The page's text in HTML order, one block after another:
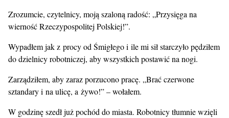
Zrozumcie, czytelnicy, moją szaloną radość: „Przysięga na
wierność Rzeczypospolitej Polskiej!”.
Wypadłem jak z procy od Śmigłego i ile mi sił starczyło pędziłem
do dzielnicy robotniczej, aby wszystkich postawić na nogi.
Zarządziłem, aby zaraz porzucono pracę. „Brać czerwone
sztandary i na ulicę, a żywo!” – wołałem.
W godzinę szedł już pochód do miasta. Robotnicy tłumnie wzięli